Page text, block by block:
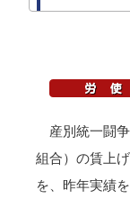
産別統一闘
組合）の賃上
を、昨年実績